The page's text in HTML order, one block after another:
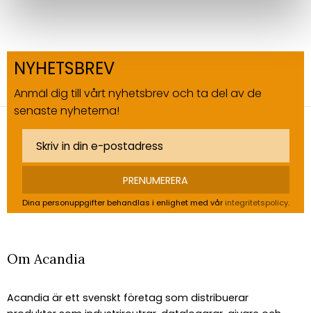
NYHETSBREV
Anmäl dig till vårt nyhetsbrev och ta del av de
senaste nyheterna!
PRENUMERERA
Dina personuppgifter behandlas i enlighet med vår integritetspolicy.
Om Acandia
Acandia är ett svenskt företag som distribuerar